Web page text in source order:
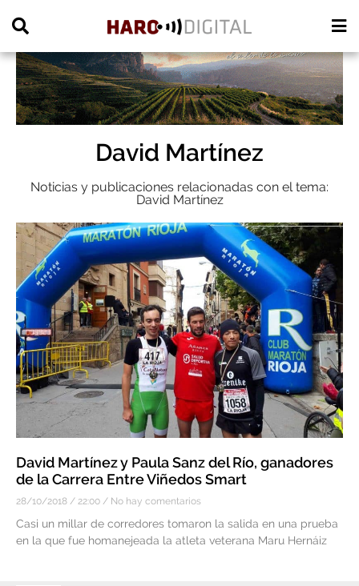
David Martínez
Noticias y publicaciones relacionadas con el tema:
David Martínez
David Martínez y Paula Sanz del Río, ganadores
de la Carrera Entre Viñedos Smart
28/10/2018 22:00 No hay comentarios
Casi un millar de corredores tomaron la salida en una prueba
en la que fue homanejeada la atleta veterana Maru Hernáiz